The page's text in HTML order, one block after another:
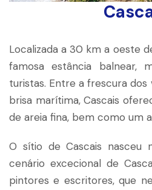
Localizada a 30 km a oeste
famosa estância balnear,
turistas. Entre a frescura dos
brisa marítima, Cascais
de areia fina, bem como um
O sítio de Cascais nasceu
cenário excecional de
pintores e escritores, que